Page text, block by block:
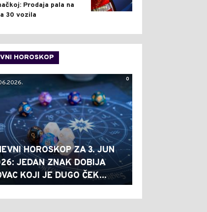
Prodaja pala na
30 vozila
HOROSKOP
0
HOROSKOP ZA 3. JUN
JEDAN ZNAK DOBIJA
KOJI JE DUGO ČEK...